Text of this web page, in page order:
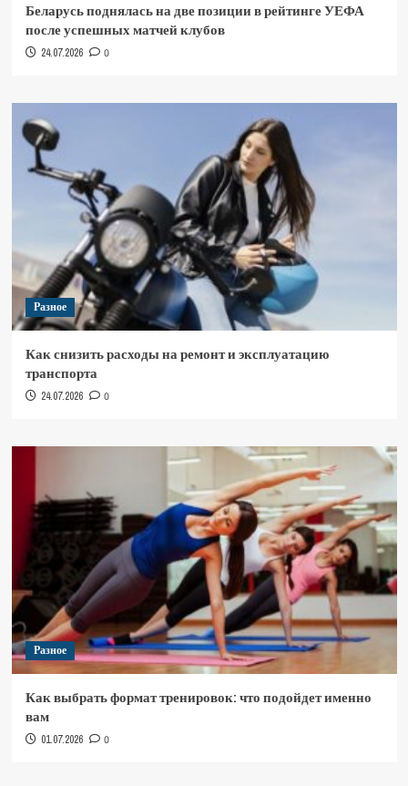
Беларусь поднялась на две позиции в рейтинге УЕФА
после успешных матчей клубов
24.07.2026 0
Разное
Как снизить расходы на ремонт и эксплуатацию
транспорта
24.07.2026 0
Разное
Как выбрать формат тренировок: что подойдет именно
вам
01.07.2026 0